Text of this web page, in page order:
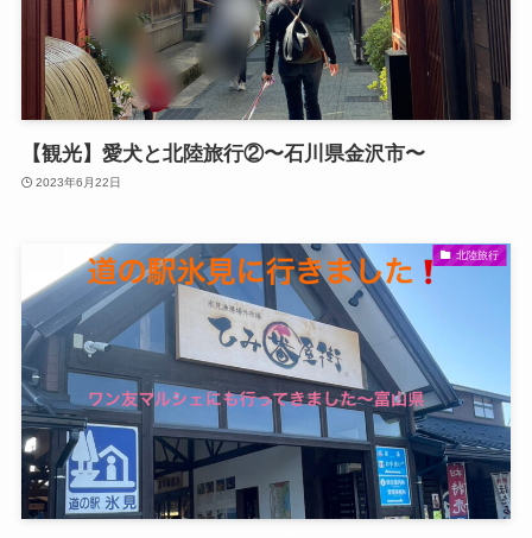
【観光】愛犬と北陸旅行②〜石川県金沢市〜
2023年6月22日
北陸旅行